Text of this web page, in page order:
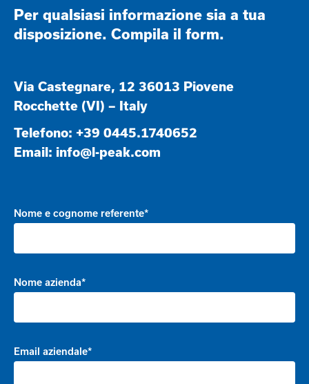
Per qualsiasi informazione sia a tua
disposizione. Compila il form.
Via Castegnare, 12 36013 Piovene
Rocchette (VI) – Italy
Telefono: +39 0445.1740652
Email: info@l-peak.com
Nome e cognome referente*
Nome azienda*
Email aziendale*